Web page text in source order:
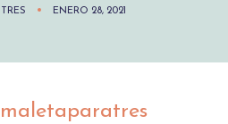
ENERO 28, 2021
maletaparatres